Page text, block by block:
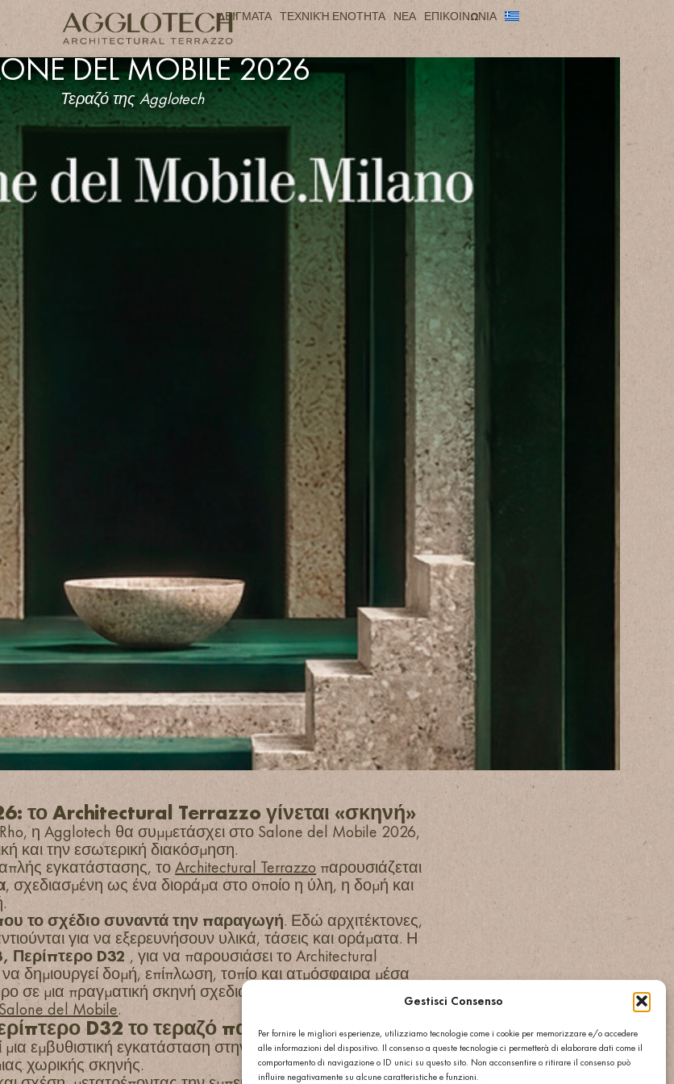
Gestisci Consenso
Per fornire le migliori esperienze, utilizziamo tecnologie come i cookie per memorizzare e/o accedere
alle informazioni del dispositivo. Il consenso a queste tecnologie ci permetterà di elaborare dati come il
comportamento di navigazione o ID unici su questo sito. Non acconsentire o ritirare il consenso può
influire negativamente su alcune caratteristiche e funzioni.
ΔΕΙΓΜΑΤΑ ΤΕΧΝΙΚΉ ΕΝΟΤΗΤΑ ΝΕΑ ΕΠΙΚΟΙΝΩΝΙΑ
DEL MOBILE 2026
Τεραζό της Agglotech
το Architectural Terrazzo γίνεται «σκηνή»
η Agglotech θα συμμετάσχει στο Salone del Mobile 2026,
και την εσωτερική διακόσμηση.
εγκατάστασης, τοArchitectural Terrazzo παρουσιάζεται
, σχεδιασμένη ως ένα διοράμα στο οποίο η ύλη, η δομή και
το σχέδιο συναντά την παραγωγή. Εδώ αρχιτέκτονες,
για να εξερευνήσουν υλικά, τάσεις και οράματα. Η
Περίπτερο D32 , για να παρουσιάσει το Architectural
δημιουργεί δομή, επίπλωση, τοπίο και ατμόσφαιρα μέσα
σε μια πραγματική σκηνή σχεδιασμού. Ανακαλύψτε το
del Mobile.
D32 το τεραζό παίρνει μορφή
εμβυθιστική εγκατάσταση στην οποία οι επισκέπτες
χωρικής σκηνής.